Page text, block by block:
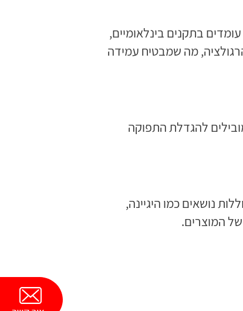
בתקנים בינלאומיים,
מה שמבטיח עמידה
להגדלת התפוקה
נושאים כמו היגיינה,